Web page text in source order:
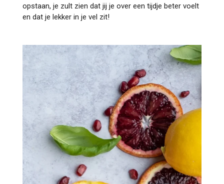
opstaan, je zult zien dat jij je over een tijdje beter voelt
en dat je lekker in je vel zit!